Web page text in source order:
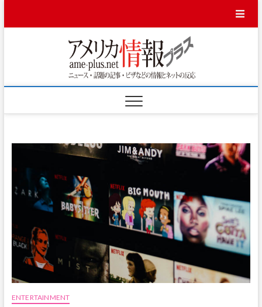
リカ
ス
トの反応
ENTERTAINMENT